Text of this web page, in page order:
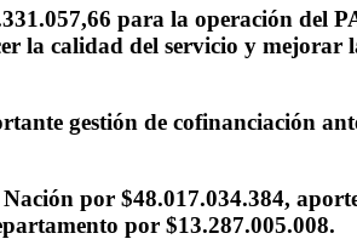
para la operación del
la calidad del servicio y mejorar
gestión de cofinanciación
por $48.017.034.384,
por $13.287.005.008.